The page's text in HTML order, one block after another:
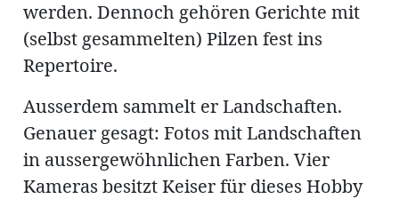
werden. Dennoch gehören Gerichte mit
(selbst gesammelten) Pilzen fest ins
Repertoire.
Ausserdem sammelt er Landschaften.
Genauer gesagt: Fotos mit Landschaften
in aussergewöhnlichen Farben. Vier
Kameras besitzt Keiser für dieses Hobby